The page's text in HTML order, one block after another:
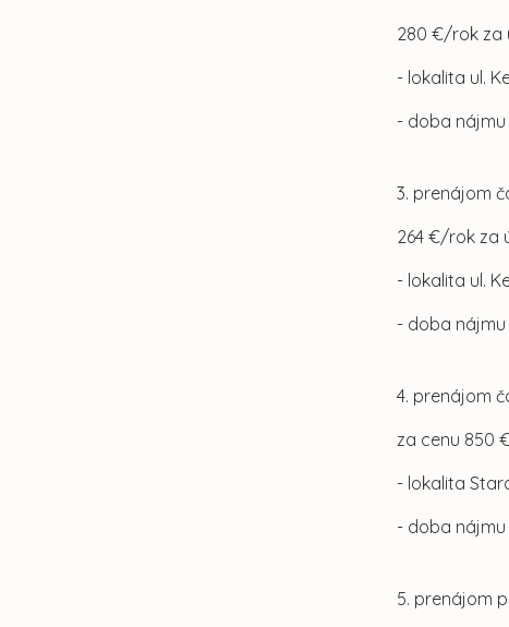
280 €/rok za
- lokalita ul.
- doba
3. prenájom
264 €/rok za
- lokalita ul.
- doba
4. prenájom
za cenu 850
- lokalita
- doba
5. prenájom